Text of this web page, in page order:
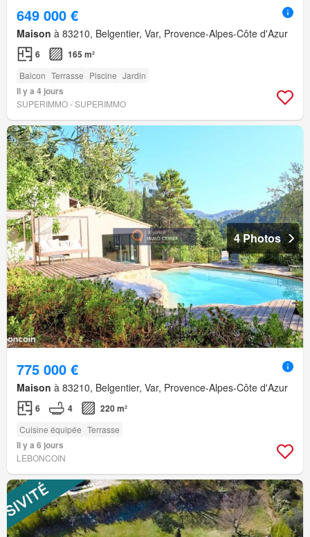
649 000 €
Maison à 83210, Belgentier, Var, Provence-Alpes-Côte d'Azur
6 165 m²
Balcon Terrasse Piscine Jardin
Il y a 4 jours
SUPERIMMO - SUPERIMMO
4 Photos
775 000 €
Maison à 83210, Belgentier, Var, Provence-Alpes-Côte d'Azur
6 4 220 m²
Cuisine équipée Terrasse
Il y a 6 jours
LEBONCOIN